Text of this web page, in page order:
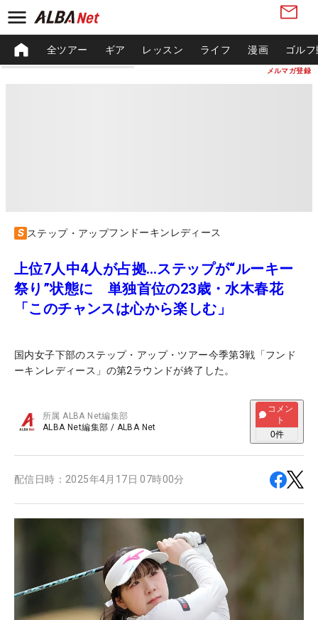
メルマガ登録
全ツアー ギア レッスン ライフ 漫画 ゴル
ステップ・アップフンドーキンレディース
上位7人中4人が占拠…ステップが“ルーキー
祭り”状態に 単独首位の23歳・水木春花
「このチャンスは心から楽しむ」
国内女子下部のステップ・アップ・ツアー今季第3戦「フンド
ーキンレディース」の第2ラウンドが終了した。
所属ALBA Net編集部
ALBA Net編集部 / ALBA Net
コメン
ト
0件
配信日時： 2025年4月17日 07時00分